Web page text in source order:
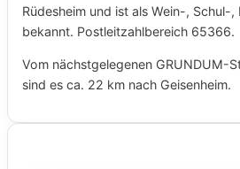
Rüdesheim und ist als Wein-, Schul-
bekannt. Postleitzahlbereich 65366.
Vom nächstgelegenen GRUNDUM-
sind es ca. 22 km nach Geisenheim.